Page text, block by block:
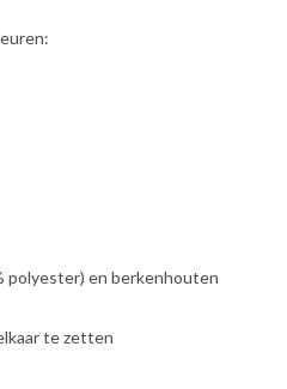
polyester) en berkenhouten
te zetten